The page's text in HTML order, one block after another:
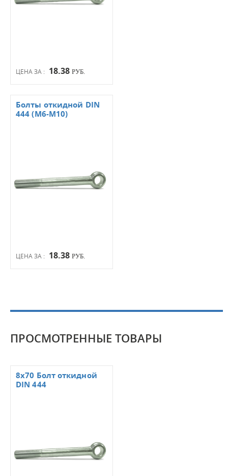
ЦЕНА ЗА : 18.38 РУБ.
ЦЕНА ЗА : 18.38 РУБ.
Болты откидной DIN
444 (М6-М10)
ПРОСМОТРЕННЫЕ ТОВАРЫ
8x70 Болт откидной
DIN 444